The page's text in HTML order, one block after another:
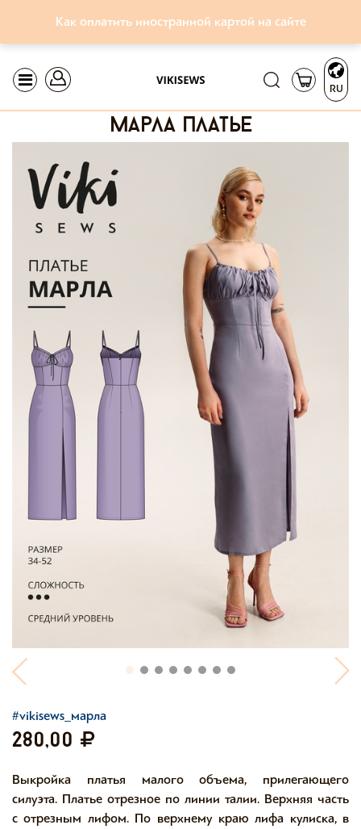
Как оплатить иностранной картой на сайте
RU
марла платье
#vikisews_марла
280,00
Выкройка платья малого объема, прилегающего
силуэта. Платье отрезное по линии талии. Верхняя часть
с отрезным лифом. По верхнему краю лифа кулиска, в